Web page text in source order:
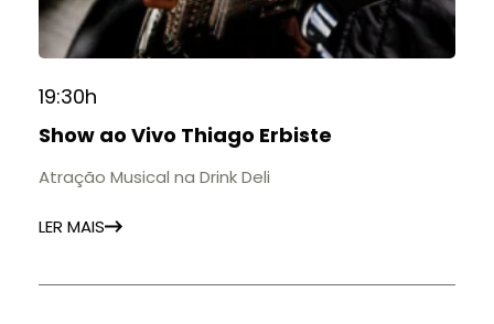
19:30h
Show ao Vivo Thiago Erbiste
Atração Musical na Drink Deli
LER MAIS